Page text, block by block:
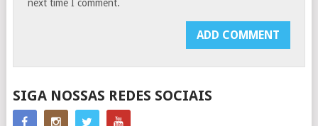
next time I comment.
SIGA NOSSAS REDES SOCIAIS